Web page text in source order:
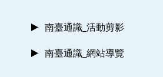
南臺通識_活動剪影
南臺通識_網站導覽